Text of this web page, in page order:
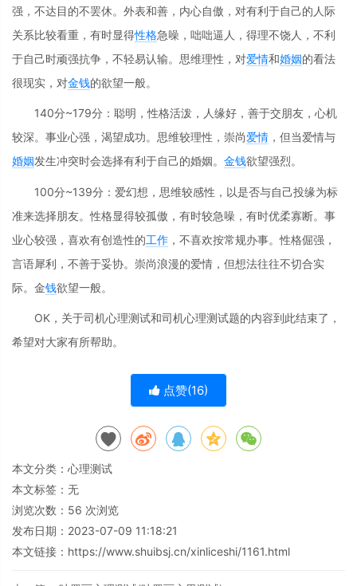
强，不达目的不罢休。外表和善，内心自傲，对有利于自己的人际
关系比较看重，有时显得性格急噪，咄咄逼人，得理不饶人，不利
于自己时顽强抗争，不轻易认输。思维理性，对爱情和婚姻的看法
很现实，对金钱的欲望一般。
140分~179分：聪明，性格活泼，人缘好，善于交朋友，心机
较深。事业心强，渴望成功。思维较理性，崇尚爱情 ，但当爱情与
婚姻发生冲突时会选择有利于自己的婚姻。 金钱欲望强烈。
100分~139分：爱幻想，思维较感性，以是否与自己投缘为标
准来选择朋友。性格显得较孤傲，有时较急噪，有时优柔寡断。事
业心较强，喜欢有创造性的工作 ，不喜欢按常规办事。性格倔强，
言语犀利，不善于妥协。崇尚浪漫的爱情，但想法往往不切合实
际。金钱欲望一般。
OK，关于司机心理测试和司机心理测试题的内容到此结束了，
希望对大家有所帮助。
点赞(16)
本文分类： 心理测试
本文标签：无
浏览次数： 56 次浏览
发布日期：2023-07-09 11:18:21
本文链接： https://www.shuibsj.cn/xinliceshi/1161.html